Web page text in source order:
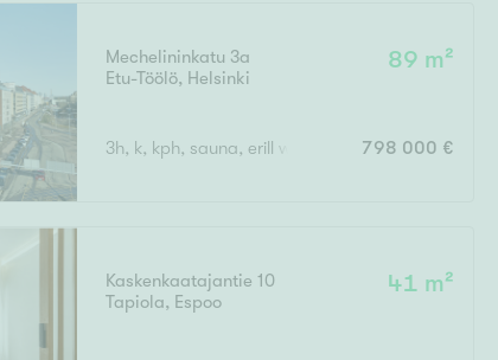
Mechelininkatu 3a
Etu-Töölö, Helsinki
89 m²
3h, k, kph, sauna, erill wc, vaateh, parveke
798 000 €
Kaskenkaatajantie 10
Tapiola, Espoo
41 m²